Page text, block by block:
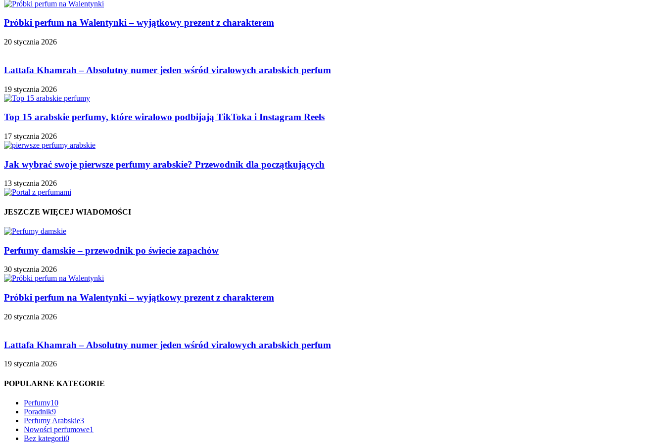
Próbki perfum na Walentynki – wyjątkowy prezent z charakterem
20 stycznia 2026
Lattafa Khamrah – Absolutny numer jeden wśród viralowych arabskich perfum
19 stycznia 2026
Top 15 arabskie perfumy, które wiralowo podbijają TikToka i Instagram Reels
17 stycznia 2026
Jak wybrać swoje pierwsze perfumy arabskie? Przewodnik dla początkujących
13 stycznia 2026
JESZCZE WIĘCEJ WIADOMOŚCI
Perfumy damskie – przewodnik po świecie zapachów
30 stycznia 2026
Próbki perfum na Walentynki – wyjątkowy prezent z charakterem
20 stycznia 2026
Lattafa Khamrah – Absolutny numer jeden wśród viralowych arabskich perfum
19 stycznia 2026
POPULARNE KATEGORIE
Perfumy10
Poradnik9
Perfumy Arabskie3
Nowości perfumowe1
Bez kategorii0